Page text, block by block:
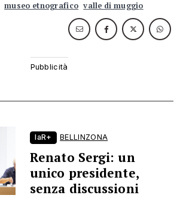
museo etnografico valle di muggio
laR+ BELLINZONA
Renato Sergi: un
unico presidente,
senza discussioni